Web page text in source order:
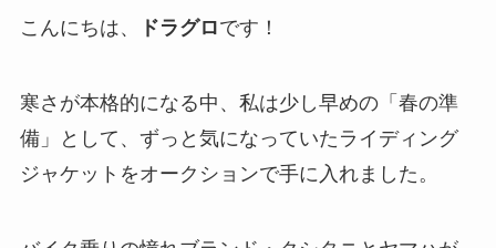
こんにちは、 ドラグロです！
寒さが本格的になる中、私は少し早めの「春の準
備」として、ずっと気になっていたライディング
ジャケットをオークションで手に入れました。